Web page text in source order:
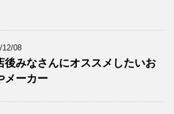
12/08
後みなさんにオススメしたいお
メーカー